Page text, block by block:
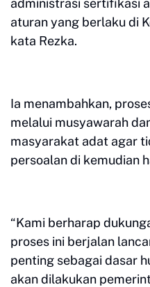
administrasi sertifikasi
aturan yang berlaku di
kata Rezka.
Ia menambahkan,
melalui musyawarah
masyarakat adat agar
persoalan di kemudian
“Kami berharap
proses ini berjalan
penting sebagai dasar
akan dilakukan